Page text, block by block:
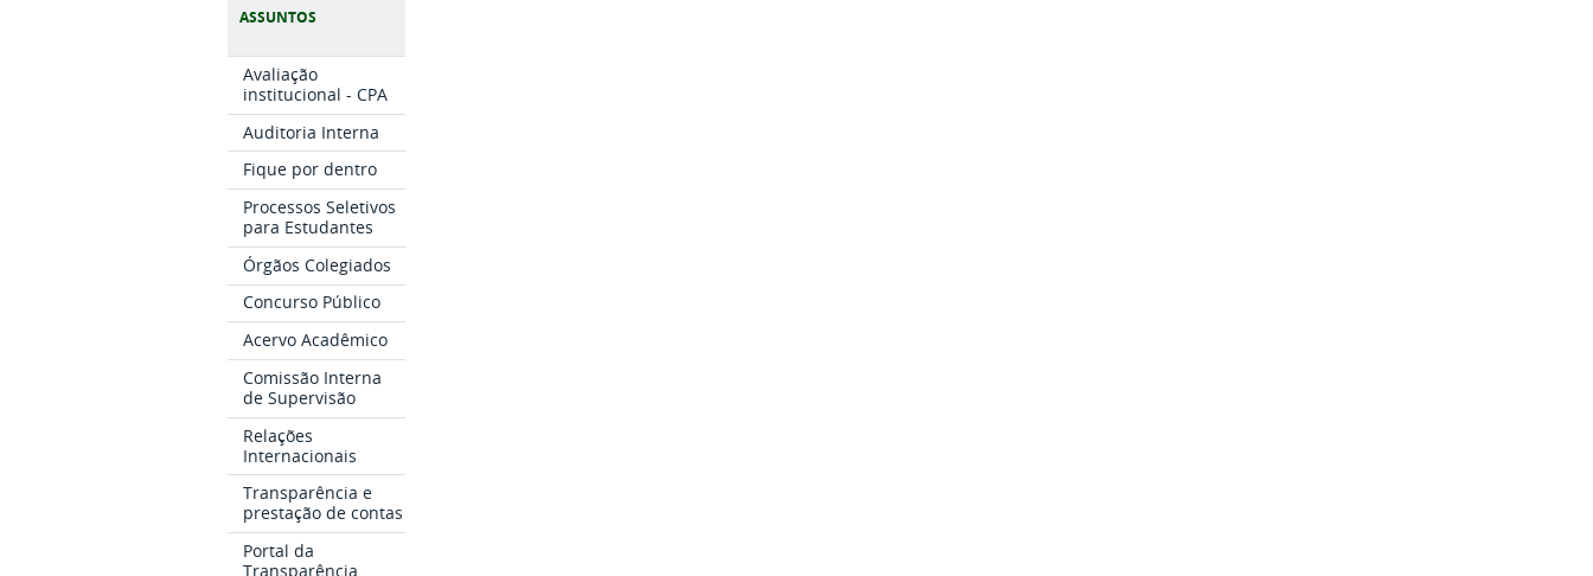
ASSUNTOS
Avaliação
institucional - CPA
Auditoria Interna
Fique por dentro
Processos Seletivos
para Estudantes
Órgãos Colegiados
Concurso Público
Acervo Acadêmico
Comissão Interna
de Supervisão
Relações
Internacionais
Transparência e
prestação de contas
Portal da
Transparência